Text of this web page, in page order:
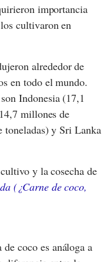
importancia
cultivaron en
alrededor de
en todo el mundo.
Indonesia (17,1
millones de
toneladas) y Sri Lanka
y la cosecha de
(¿Carne de coco,
coco es análoga a